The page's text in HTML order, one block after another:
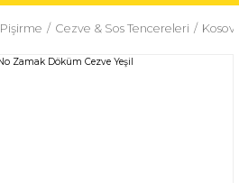
Pişirme Cezve & Sos Tencereleri